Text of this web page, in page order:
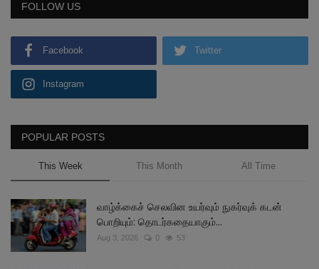
FOLLOW US
Facebook Twitter
Instagram
POPULAR POSTS
This Week This Month All Time
வாழ்க்கைச் செலவின உயர்வும் நுகர்வுக் கடன்
பொறியும்: தொடர்கதையாகும்...
Aug 3, 2026 0 53